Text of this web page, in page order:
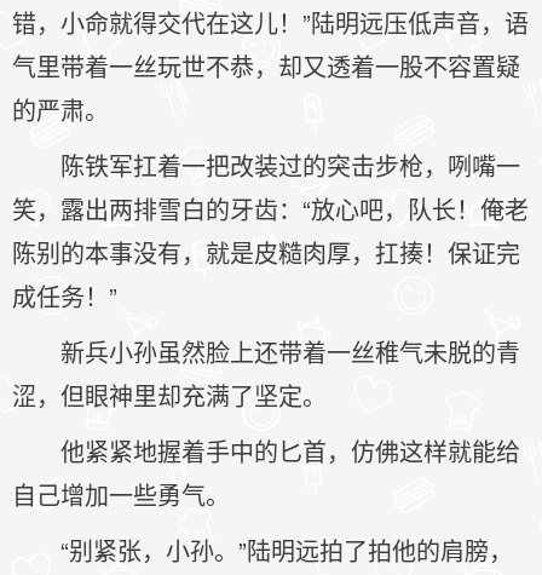
错，小命就得交代在这儿！”陆明远压低声音，语
气里带着一丝玩世不恭，却又透着一股不容置疑
的严肃。
陈铁军扛着一把改装过的突击步枪，咧嘴一
笑，露出两排雪白的牙齿：“放心吧，队长！俺老
陈别的本事没有，就是皮糙肉厚，扛揍！保证完
成任务！”
新兵小孙虽然脸上还带着一丝稚气未脱的青
涩，但眼神里却充满了坚定。
他紧紧地握着手中的匕首，仿佛这样就能给
自己增加一些勇气。
“别紧张，小孙。”陆明远拍了拍他的肩膀，